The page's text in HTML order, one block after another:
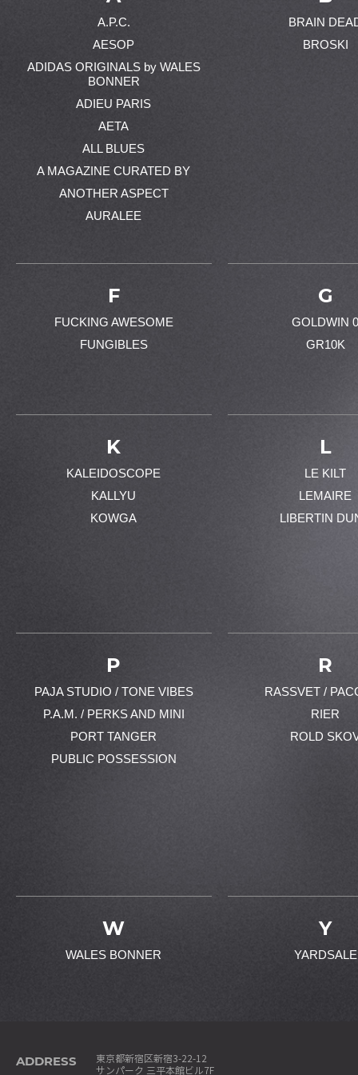
A.P.C.
AESOP
ADIDAS ORIGINALS by WALES
BONNER
ADIEU PARIS
AETA
ALL BLUES
A MAGAZINE CURATED BY
ANOTHER ASPECT
AURALEE
BRAIN
BROSKI
F
FUCKING AWESOME
FUNGIBLES
G
GOLDWIN
GR10K
K
KALEIDOSCOPE
KALLYU
KOWGA
L
LE KILT
LEMAIRE
LIBERTIN
P
PAJA STUDIO / TONE VIBES
P.A.M. / PERKS AND MINI
PORT TANGER
PUBLIC POSSESSION
R
RASSVET /
RIER
ROLD
W
WALES BONNER
Y
YARDSALE
ADDRESS
東京都新宿区新宿3-22-12
サンパーク 三平本館ビル7F